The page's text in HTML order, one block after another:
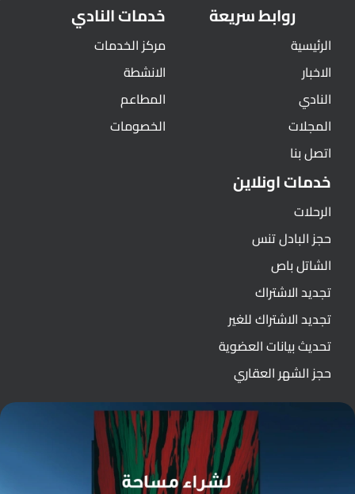
روابط سريعة
الرئيسية
الاخبار
النادي
المجلات
اتصل بنا
خدمات النادي
مركز الخدمات
الانشطة
المطاعم
الخصومات
خدمات اونلاين
الرحلات
حجز البادل تنس
الشاتل باص
تجديد الاشتراك
تجديد الاشتراك للغير
تحديث بيانات العضوية
حجز الشهر العقاري